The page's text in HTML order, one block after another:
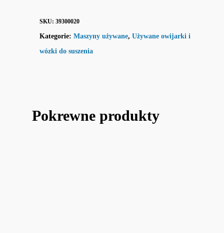
SKU: 39300020
Kategorie: Maszyny używane, Używane owijarki i
wózki do suszenia
Pokrewne produkty